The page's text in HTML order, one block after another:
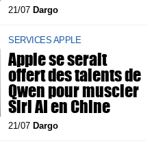
21/07 Dargo
SERVICES APPLE
Apple se serait
offert des talents de
Qwen pour muscler
Siri AI en Chine
21/07 Dargo